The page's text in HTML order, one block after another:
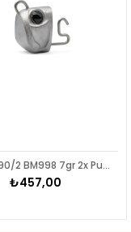
Fiiish BM90/2 BM998 7gr 2x Pug Head